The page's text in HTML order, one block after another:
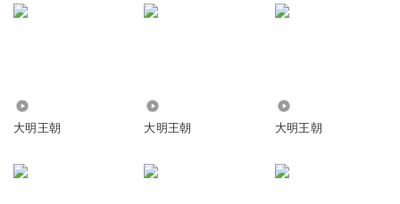
大明王朝 大明王朝 大明王朝